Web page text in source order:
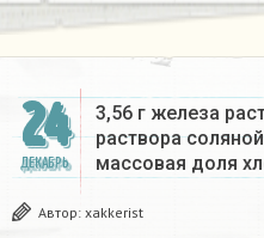
24
ДЕКАБРЬ
3,56 г железа
раствора
массовая доля
Автор: xakkerist